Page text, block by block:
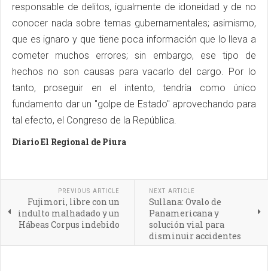
responsable de delitos, igualmente de idoneidad y de no
conocer nada sobre temas gubernamentales; asimismo,
que es ignaro y que tiene poca información que lo lleva a
cometer muchos errores; sin embargo, ese tipo de
hechos no son causas para vacarlo del cargo. Por lo
tanto, proseguir en el intento, tendría como único
fundamento dar un "golpe de Estado" aprovechando para
tal efecto, el Congreso de la República.
Diario El Regional de Piura
PREVIOUS ARTICLE
Fujimori, libre con un
indulto malhadado y un
Hábeas Corpus indebido
NEXT ARTICLE
Sullana: Ovalo de
Panamericana y
solución vial para
disminuir accidentes